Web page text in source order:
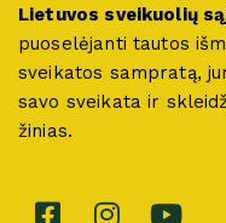
Lietuvos sveikuolių
puoselėjanti tautos
sveikatos sampratą,
savo sveikata ir
žinias.